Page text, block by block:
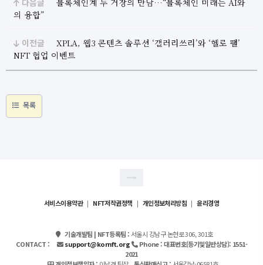
다음글
블록체인계 두 거장의 만남…“블록체인 미래는 AI와
의 융합”
이전글
XPLA, 웹3 콘텐츠 솔루션 ‘갤러리쓰리’와 ‘헬로 팰’
NFT 협업 이벤트
목록
서비스이용약관 | NFT저작권정책 | 개인정보처리방침 | 윤리경영
기술개발팀 | NFT등록팀 :서울시 강남구 논현로 306, 301호
CONTACT :
support@kornft.org Phone : 대표번호(등기및일반상담): 1551-
2021